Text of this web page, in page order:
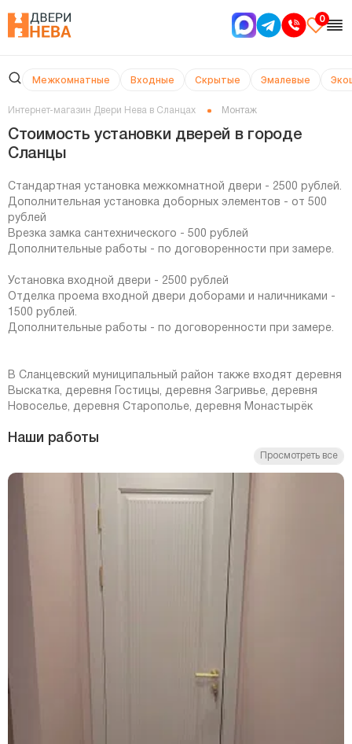
0
Межкомнатные Входные Скрытые Эмалевые
Интернет-магазин Двери Нева в Сланцах Монтаж
Стоимость установки дверей в городе
Сланцы
Стандартная установка межкомнатной двери - 2500 рублей.
Дополнительная установка доборных элементов - от 500
рублей
Врезка замка сантехнического - 500 рублей
Дополнительные работы - по договоренности при замере.
Установка входной двери - 2500 рублей
Отделка проема входной двери доборами и наличниками -
1500 рублей.
Дополнительные работы - по договоренности при замере.
В Сланцевский муниципальный район также входят деревня
Выскатка, деревня Гостицы, деревня Загривье, деревня
Новоселье, деревня Старополье, деревня Монастырёк
Наши работы
Просмотреть все